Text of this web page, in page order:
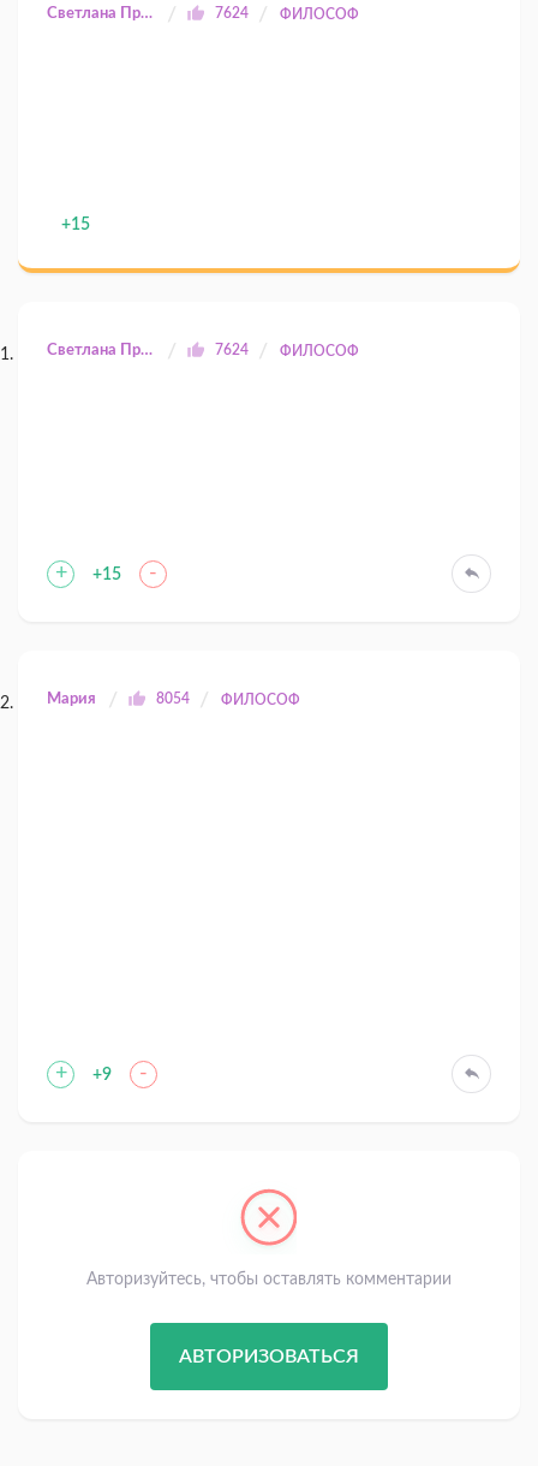
Светлана Прилуцкая 7624 ФИЛОСОФ
+15
Светлана Прилуцкая 7624 ФИЛОСОФ
+ +15 -
Мария 8054 ФИЛОСОФ
+ +9 -
Авторизуйтесь, чтобы оставлять комментарии
АВТОРИЗОВАТЬСЯ